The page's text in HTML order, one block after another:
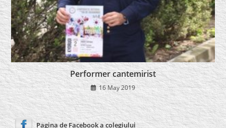
Performer cantemirist
16 May 2019
Pagina de Facebook a colegiului